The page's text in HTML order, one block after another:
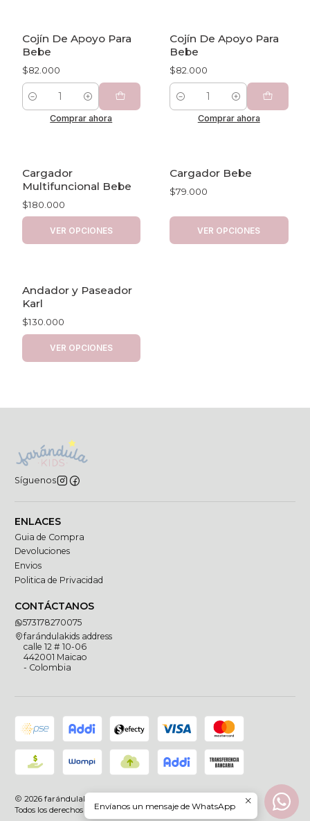
Cojín De Apoyo Para
Bebe
$82.000
Cantidad
Comprar ahora
Cojín De Apoyo Para
Bebe
$82.000
Cantidad
Comprar ahora
Cargador
Multifuncional Bebe
$180.000
VER OPCIONES
Cargador Bebe
$79.000
VER OPCIONES
Andador y Paseador
Karl
$130.000
VER OPCIONES
Síguenos
ENLACES
Guia de Compra
Devoluciones
Envios
Politica de Privacidad
CONTÁCTANOS
573178270075
farándulakids address
calle 12 # 10-06
442001 Maicao
- Colombia
2026 farándulakids.
Todos los derechos reservadosEnvíanos un mensaje de WhatsApp